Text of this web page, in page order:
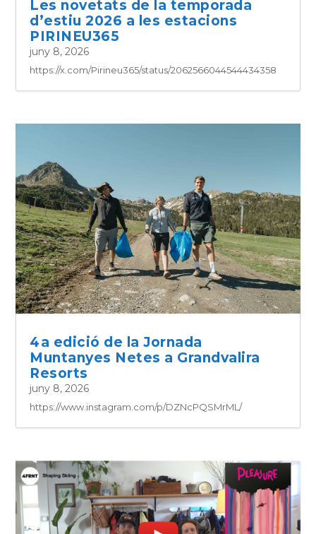
Les novetats de la temporada
d’estiu 2026 a les estacions
PIRINEU365
juny 8, 2026
https://x.com/Pirineu365/status/2062566044544434358
4a edició de la Jornada
Muntanyes Netes a Grandvalira
Resorts
juny 8, 2026
https://www.instagram.com/p/DZNcPQSMrML/